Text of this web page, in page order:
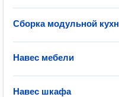
Сборка модульной
Навес мебели
Навес шкафа